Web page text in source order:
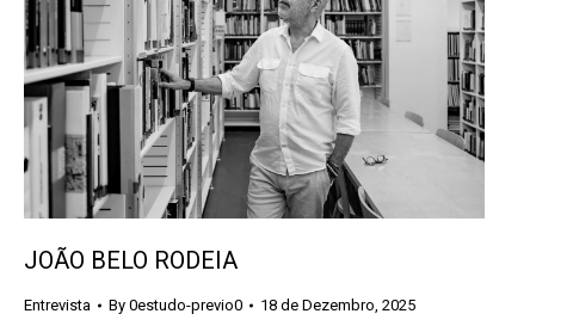
JOÃO BELO RODEIA
Entrevista By 0estudo-previo0 18 de Dezembro, 2025